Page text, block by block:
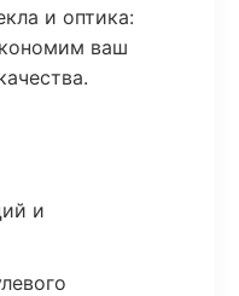
и оптика:
ваш
и